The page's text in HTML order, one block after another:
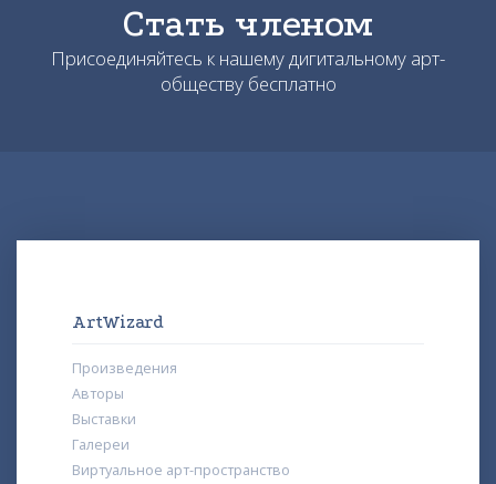
Стать членом
Присоединяйтесь к нашему дигитальному арт-
обществу бесплатно
ArtWizard
Произведения
Авторы
Выставки
Галереи
Виртуальное арт-пространство